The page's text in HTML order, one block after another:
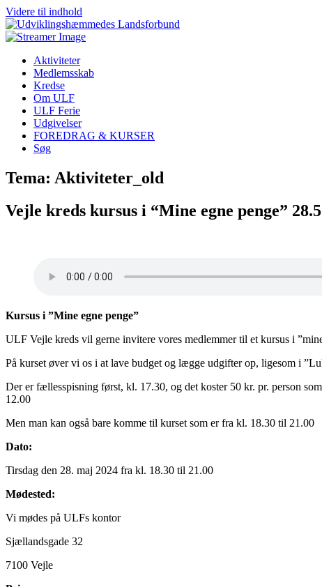
Videre til indhold
Aktiviteter
Medlemsskab
Kredse
Om ULF
ULF Ferie
Udgivelser
FOREDRAG & KURSER
Søg
Tema: Aktiviteter_old
Vejle kreds kursus i “Mine egne penge”
Kursus i ”Mine egne penge”
ULF Vejle kreds vil gerne invitere vores medlemmer til et kursus i
På kurset øver vi os i at lave budget og lægge udgifter op, ligesom i
Der er fællesspisning først, kl. 17.30, og det koster 50 kr. pr. person
12.00
Men man kan også bare komme til kurset som er fra kl. 18.30 til 21.00
Dato:
Tirsdag den 28. maj 2024 fra kl. 18.30 til 21.00
Mødested:
Vi mødes på ULFs kontor
Sjællandsgade 32
7100 Vejle